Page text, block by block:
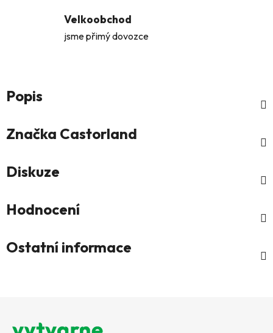
Velkoobchod
jsme přimý dovozce
Popis
Značka Castorland
Diskuze
Hodnocení
Ostatní informace